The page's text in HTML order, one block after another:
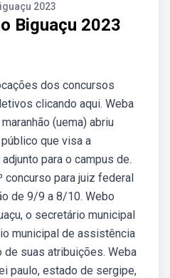
2023
Biguaçu 2023
dos concursos
clicando aqui. Weba
(uema) abriu
que visa a
para o campus de.
concurso para juiz federal
de 9/9 a 8/10. Webo
o secretário municipal
municipal de assistência
de suas atribuições. Weba
paulo, estado de sergipe,